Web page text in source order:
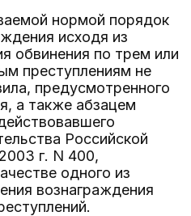
нормой порядок
исходя из
обвинения по трем или
преступлениям не
предусмотренного
а также абзацем
Российской
г. N 400,
одного из
вознаграждения